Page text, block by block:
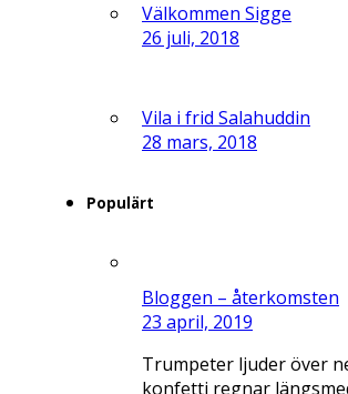
Välkommen Sigge
26 juli, 2018
Vila i frid Salahuddin
28 mars, 2018
Populärt
Bloggen – återkomsten
23 april, 2019
Trumpeter ljuder över
konfetti regnar